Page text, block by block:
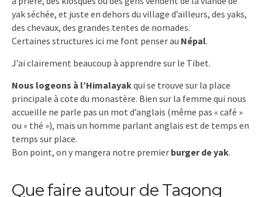
yak séchée, et juste en dehors du village d’ailleurs, des yaks,
des chevaux, des grandes tentes de nomades.
Certaines structures ici me font penser au Népal.
J’ai clairement beaucoup à apprendre sur le Tibet.
Nous logeons à l’Himalayakqui se trouve sur la place
principale à cote du monastère. Bien sur la femme qui nous
accueille ne parle pas un mot d’anglais (même pas « café »
ou « thé »), mais un homme parlant anglais est de temps en
temps sur place.
Bon point, on y mangera notre premier burger de yak.
Que faire autour de Tagong